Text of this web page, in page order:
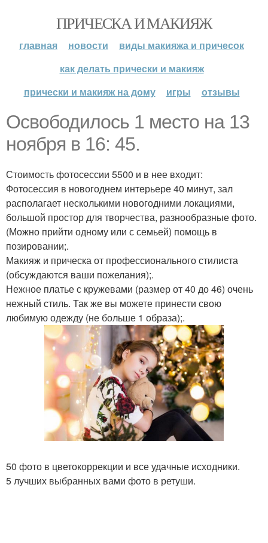
ПРИЧЕСКА И МАКИЯЖ
главная новости
виды макияжа и причесок
как делать прически и макияж
прически и макияж на дому
игры отзывы
Освободилось 1 место на 13
ноября в 16: 45.
Стоимость фотосессии 5500 и в нее входит:
Фотосессия в новогоднем интерьере 40 минут, зал
располагает несколькими новогодними локациями,
большой простор для творчества, разнообразные фото.
(Можно прийти одному или с семьей) помощь в
позировании;.
Макияж и прическа от профессионального стилиста
(обсуждаются ваши пожелания);.
Нежное платье с кружевами (размер от 40 до 46) очень
нежный стиль. Так же вы можете принести свою
любимую одежду (не больше 1 образа);.
50 фото в цветокоррекции и все удачные исходники.
5 лучших выбранных вами фото в ретуши.